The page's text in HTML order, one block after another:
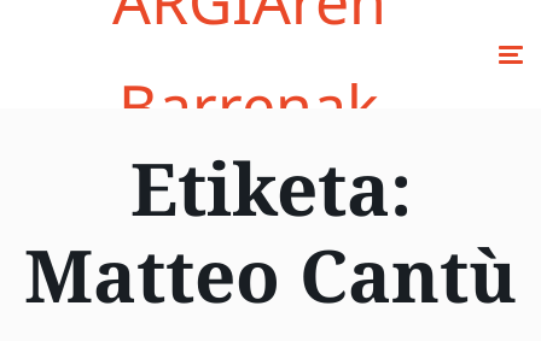
Barrenak
Etiketa:
Matteo Cantù